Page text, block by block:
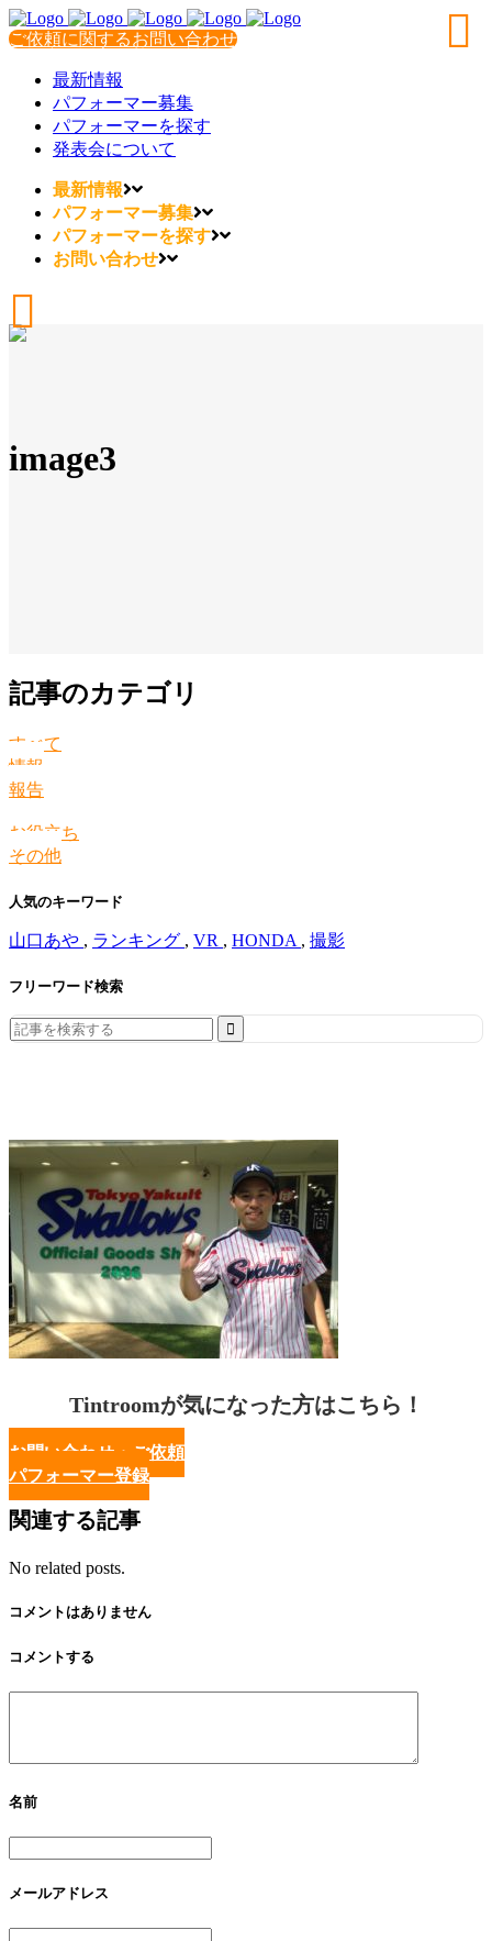
ご依頼に関するお問い合わせ
最新情報
パフォーマー募集
パフォーマーを探す
発表会について
最新情報
パフォーマー募集
パフォーマーを探す
お問い合わせ
image3
記事のカテゴリ
すべて
情報
報告
お役立ち
その他
人気のキーワード
山口あや , ランキング , VR , HONDA , 撮影
フリーワード検索
Search
for:
Tintroomが気になった方はこちら！
お問い合わせ・ご依頼
パフォーマー登録
関連する記事
No related posts.
コメントはありません
コメントする
名前
メールアドレス